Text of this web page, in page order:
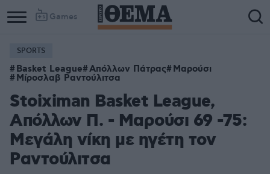
Games
SPORTS
Basket League Απόλλων Πάτρας Μαρούσι
Μίροσλαβ Ραντούλιτσα
Stoiximan Basket League,
Απόλλων Π. - Μαρούσι 69 -75:
Μεγάλη νίκη με ηγέτη τον
Ραντούλιτσα